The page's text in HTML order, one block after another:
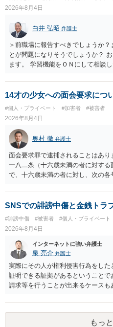
訴訟で判決となった場合は、実際の
められない場合があり何ともいえな
2026年8月4日
白井 弘昭 弁護士
＞前職場に報告すべきでしょうか
とが問題になりそうでしょうか？
ます。 学習機能をＯＮにして相談
する可能性がありますが、個人名
般論として抽象化されて回答に織
せんので、その情報自体が、秘密
誉棄損として、個人や会社に対する
当たるとも思われません。 もちろ
に入力したかも第三者にしられるこ
をせずに書き込んだことで（おそら
も）、相談者さんが刑事民事の責
私見ながらご参考まで。
14才の少女への面会要求につ
#個人・プライベート #加害者 #被害者
2026年8月4日
奥村 徹 弁護士
面会要求罪で逮捕されることはあ
一八二条（十六歳未満の者に対す
で、十六歳未満の者に対し、次の
が生まれた日より五年以上前の日
下の拘禁刑又は五十万円以下の罰
い又は誘惑して面会を要求するこ
反復して面会を要求すること。 三
その申込み若しくは約束をして面
し、よってわいせつの目的で当該
二年以下の拘禁刑又は百万円以下の
SNSでの誹謗中傷と金銭トラ
#誹謗中傷 #被害者 #個人・プライベート
2026年8月4日
インターネットに強い弁護士
泉 亮介 弁護士
実際にその人が権利侵害行為をし
証明できる証拠があるということ
請求等を行うことが出来るケース
に個別に相談されると良いでしょう
もっ